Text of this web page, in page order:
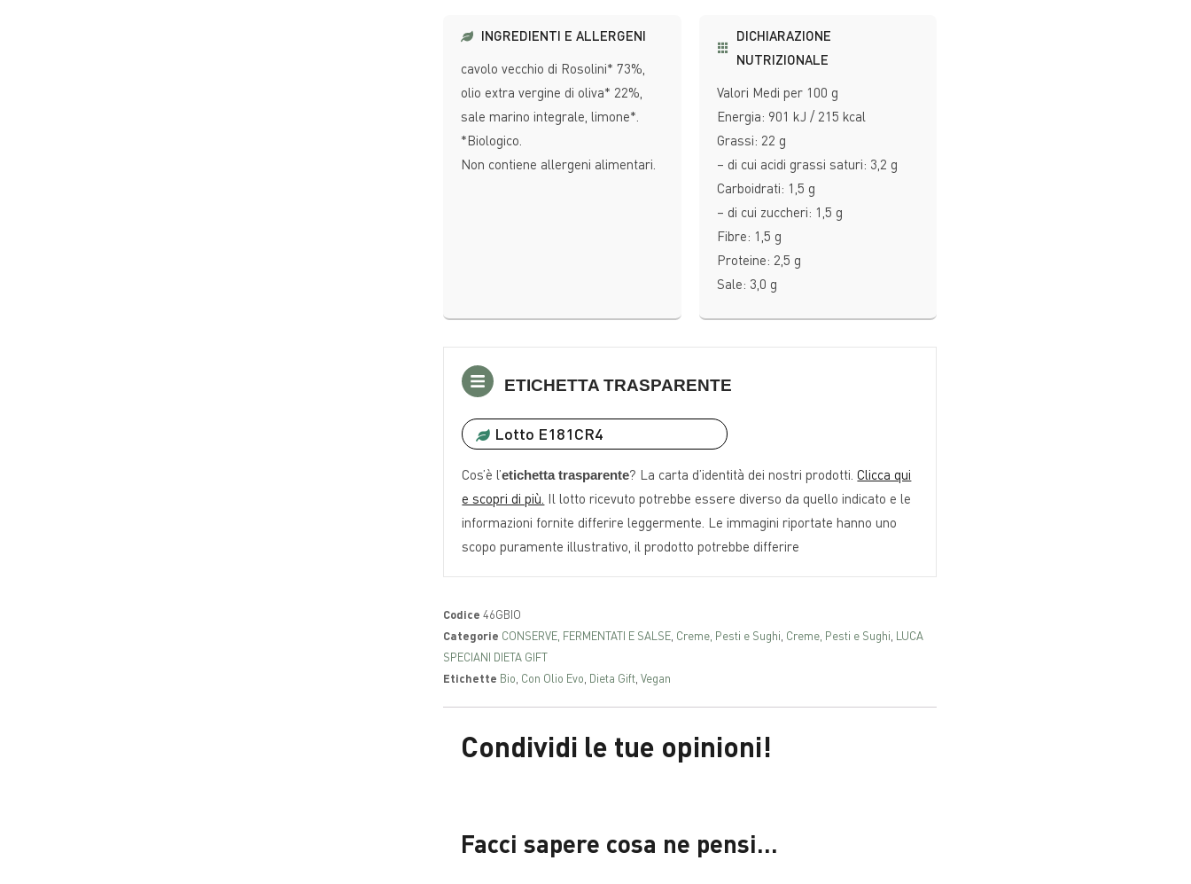
INGREDIENTI E ALLERGENI
cavolo vecchio di Rosolini* 73%,
olio extra vergine di oliva* 22%,
sale marino integrale, limone*.
*Biologico.
Non contiene allergeni alimentari.
DICHIARAZIONE
NUTRIZIONALE​
Valori Medi per 100 g
Energia: 901 kJ / 215 kcal
Grassi: 22 g
– di cui acidi grassi saturi: 3,2 g
Carboidrati: 1,5 g
– di cui zuccheri: 1,5 g
Fibre: 1,5 g
Proteine: 2,5 g
Sale: 3,0 g
ETICHETTA TRASPARENTE
Lotto E181CR4
Cos’è l’etichetta trasparente? La carta d’identità dei nostri prodotti.Clicca qui
e scopri di più. Il lotto ricevuto potrebbe essere diverso da quello indicato e le
informazioni fornite differire leggermente. Le immagini riportate hanno uno
scopo puramente illustrativo, il prodotto potrebbe differire
Codice46GBIO
Categorie CONSERVE, FERMENTATI E SALSE Creme, Pesti e Sughi Creme, Pesti e Sughi LUCA
SPECIANI DIETA GIFT
Etichette Bio Con Olio Evo Dieta Gift ,Vegan
Condividi le tue opinioni!
Facci sapere cosa ne pensi...